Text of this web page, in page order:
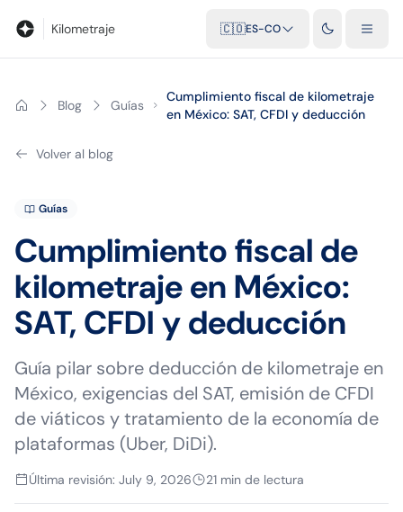
Kilometraje 🇨🇴ES-CO
Blog Guías
Cumplimiento fiscal de kilometraje
en México: SAT, CFDI y deducción
Volver al blog
Guías
Cumplimiento fiscal de
kilometraje en México:
SAT, CFDI y deducción
Guía pilar sobre deducción de kilometraje en
México, exigencias del SAT, emisión de CFDI
de viáticos y tratamiento de la economía de
plataformas (Uber, DiDi).
Última revisión: July 9, 2026 21 min de lectura